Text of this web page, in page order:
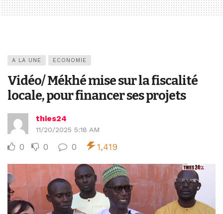
A LA UNE ECONOMIE
Vidéo/ Mékhé mise sur la fiscalité
locale, pour financer ses projets
thies24
11/20/2025 5:18 AM
0 0 0 1,419